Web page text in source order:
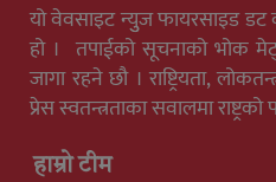
यो वेवसाइट न्युुज फायरसाइड
हो । तपाईको सूचनाको भोक
जागा रहने छौ । राष्ट्रियता,
प्रेस स्वतन्त्रताका सवालमा
हाम्रो टीम